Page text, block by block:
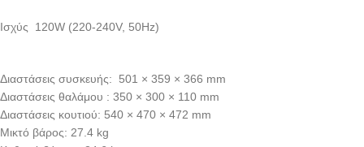
Ισχύς 120W (220-240V, 50Hz)
Διαστάσεις συσκευής: 501 × 359 × 366 mm
Διαστάσεις θαλάμου : 350 × 300 × 110 mm
Διαστάσεις κουτιού: 540 × 470 × 472 mm
Μικτό βάρος: 27.4 kg